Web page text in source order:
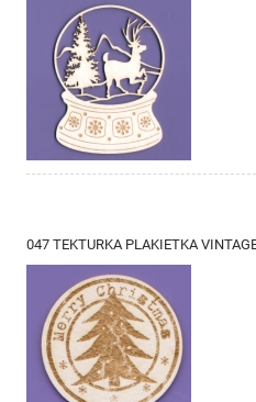
047 TEKTURKA PLAKIETKA